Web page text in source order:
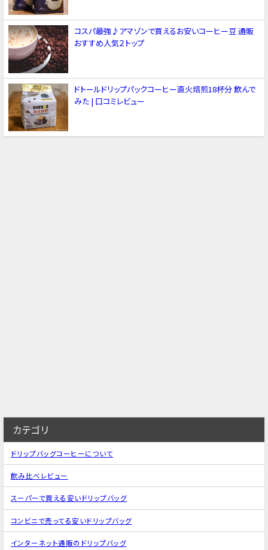
コスパ最強♪アマゾンで買えるお安いコーヒー豆 通販
おすすめ人気２トップ
ドトールドリップパックコーヒー直火焙煎18杯分 飲んで
みた | 口コミレビュー
カテゴリ
ドリップバッグコーヒーについて
飲み比べレビュー
スーパーで買える安いドリップバッグ
コンビニで売ってる安いドリップバッグ
インターネット通販のドリップバッグ